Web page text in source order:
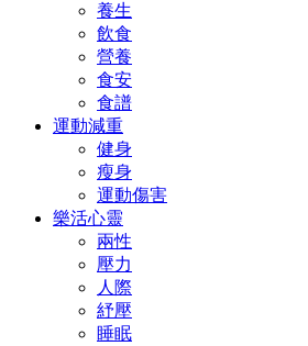
養生
飲食
營養
食安
食譜
運動減重
健身
瘦身
運動傷害
樂活心靈
兩性
壓力
人際
紓壓
睡眠